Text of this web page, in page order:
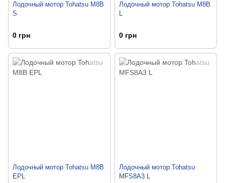
Лодочный мотор Tohatsu M8B
S
0 грн
Лодочный мотор Tohatsu M8B
L
0 грн
Лодочный мотор Tohatsu M8B
EPL
Лодочный мотор Tohatsu
MFS8A3 L